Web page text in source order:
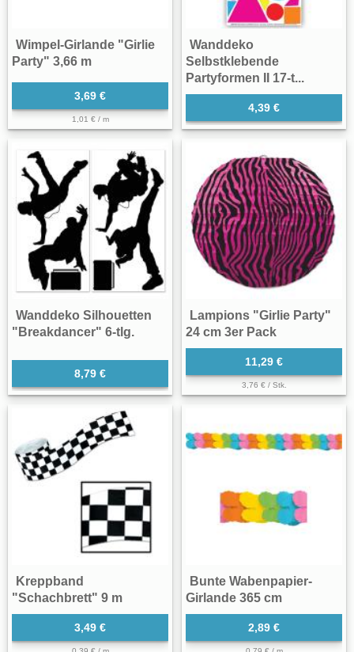
Wimpel-Girlande "Girlie
Party" 3,66 m
3,69 €
1,01 € / m
Wanddeko
Selbstklebende
Partyformen II 17-t...
4,39 €
Wanddeko Silhouetten
"Breakdancer" 6-tlg.
8,79 €
Lampions "Girlie Party"
24 cm 3er Pack
11,29 €
3,76 € / Stk.
Kreppband
"Schachbrett" 9 m
3,49 €
Bunte Wabenpapier-
Girlande 365 cm
2,89 €